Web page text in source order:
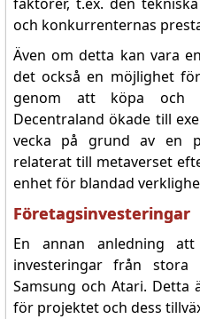
faktorer, t.ex. den
och konkurrenternas
Även om detta kan vara
det också en möjlighet
genom att köpa och
Decentraland ökade till
vecka på grund av en
relaterat till metaverset
enhet för blandad
Företagsinvesteringar
En annan anledning
investeringar från stora
Samsung och Atari.
för projektet och dess